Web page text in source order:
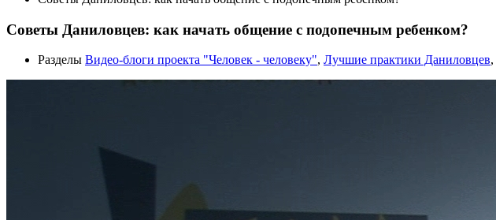
Советы Даниловцев: как начать общение с подопечным ребенком?
Разделы Видео-блоги проекта "Человек - человеку", Лучшие практики Даниловцев,